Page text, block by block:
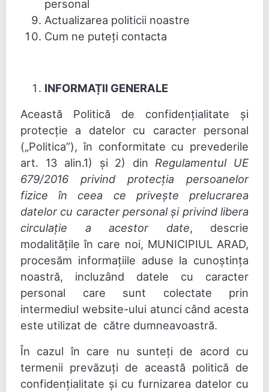
personal
Actualizarea politicii noastre
Cum ne puteți contacta
INFORMAȚII GENERALE
Această Politică de confidențialitate și
protecție a datelor cu caracter personal
(„Politica”), în conformitate cu prevederile
art. 13 alin.1) și 2) din Regulamentul UE
679/2016 privind protecția persoanelor
fizice în ceea ce privește prelucrarea
datelor cu caracter personal și privind libera
circulație a acestor date, descrie
modalitățile în care noi, MUNICIPIUL ARAD,
procesăm informațiile aduse la cunoștința
noastră, incluzând datele cu caracter
personal care sunt colectate prin
intermediul website-ului atunci când acesta
este utilizat de către dumneavoastră.
În cazul în care nu sunteți de acord cu
termenii prevăzuți de această politică de
confidențialitate și cu furnizarea datelor cu